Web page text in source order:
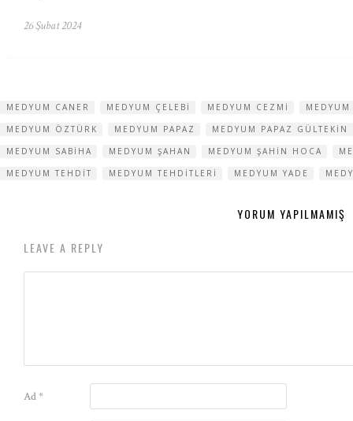
26 Şubat 2024
MEDYUM CANER MEDYUM ÇELEBI MEDYUM CEZMI
MEDYUM ÖZTÜRK
MEDYUM PAPAZ
MEDYUM PAPAZ GÜLTEKIN
MEDYUM SABIHA
MEDYUM ŞAHAN MEDYUM ŞAHIN HOCA
MEDYUM TEHDIT
MEDYUM TEHDITLERI MEDYUM YADE
YORUM YAPILMAMIŞ
LEAVE A REPLY
Ad*